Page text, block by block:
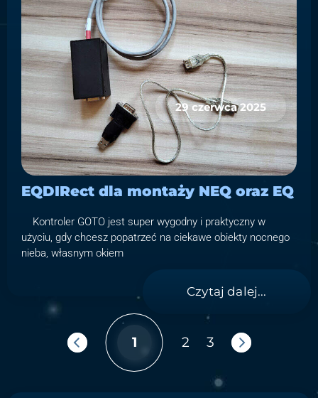
EQDIRect dla montaży NEQ oraz EQ
29 czerwca 2025
Kontroler GOTO jest super wygodny i praktyczny w
użyciu, gdy chcesz popatrzeć na ciekawe obiekty nocnego
nieba, własnym okiem
Czytaj dalej...
1 2 3